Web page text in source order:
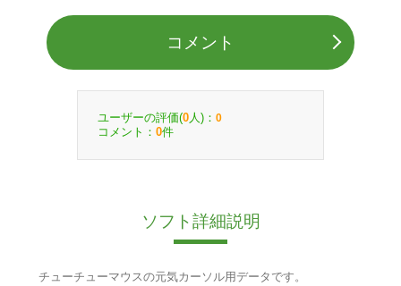
コメント
ユーザーの評価(0 人)： 0
コメント： 0件
ソフト詳細説明
チューチューマウスの元気カーソル用データです。